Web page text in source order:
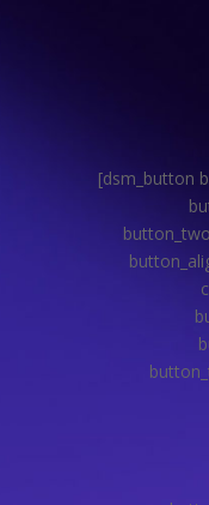
[dsm_button